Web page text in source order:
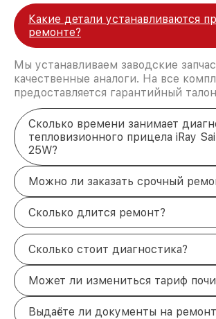
Какие детали устанавливаются
ремонте?
Мы устанавливаем заводские
качественные аналоги. На все
предоставляется гарантийный
Сколько времени занимает
тепловизионного прицела iRay
25W?
Можно ли заказать срочный
Сколько длится ремонт?
Сколько стоит диагностика?
Может ли измениться тариф
Выдаёте ли документы на